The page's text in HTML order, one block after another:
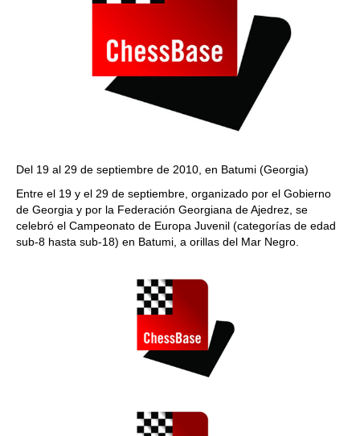
Del 19 al 29 de septiembre de 2010, en Batumi (Georgia)
Entre el 19 y el 29 de septiembre, organizado por el Gobierno
de Georgia y por la Federación Georgiana de Ajedrez, se
celebró el Campeonato de Europa Juvenil (categorías de edad
sub-8 hasta sub-18) en Batumi, a orillas del Mar Negro.